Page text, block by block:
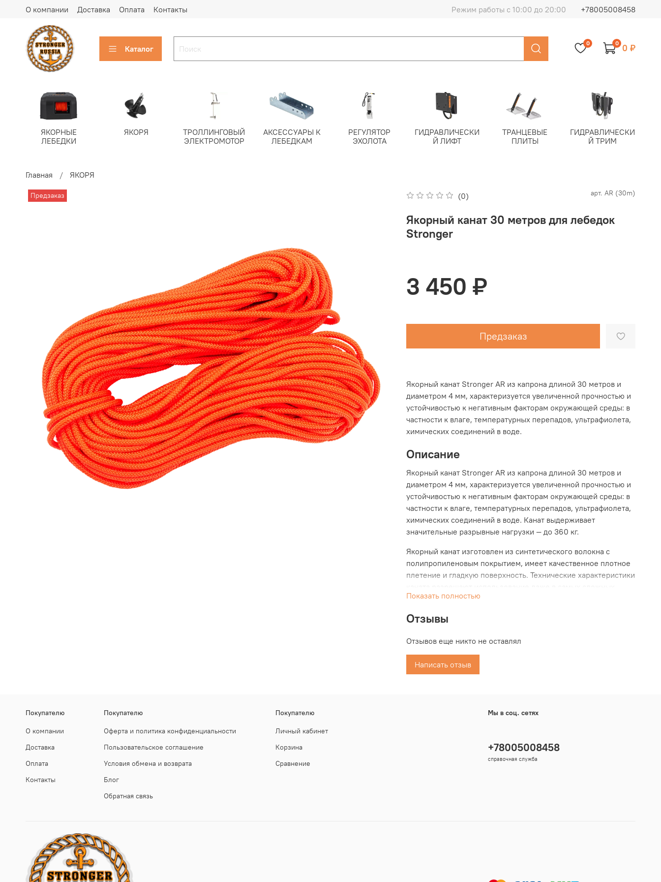
О компании Доставка Оплата Контакты Режим работы с 10:00 до 20:00 +78005008458
Каталог
0 0 0 ₽
ЯКОРНЫЕ
ЛЕБЕДКИ
ЯКОРЯ
ТРОЛЛИНГОВЫЙ
ЭЛЕКТРОМОТОР
АКСЕССУАРЫ К
ЛЕБЕДКАМ
РЕГУЛЯТОР
ЭХОЛОТА
ГИДРАВЛИЧЕСКИ
Й ЛИФТ
ТРАНЦЕВЫЕ
ПЛИТЫ
ГИДРАВЛИЧЕСКИ
Й ТРИМ
Главная ЯКОРЯ
Предзаказ (0) арт. AR (30m)
Якорный канат 30 метров для лебедок
Stronger
3 450 ₽
Предзаказ
Якорный канат Stronger AR из капрона длиной 30 метров и
диаметром 4 мм, характеризуется увеличенной прочностью и
устойчивостью к негативным факторам окружающей среды: в
частности к влаге, температурных перепадов, ультрафиолета,
химических соединений в воде.
Описание
Якорный канат Stronger AR из капрона длиной 30 метров и
диаметром 4 мм, характеризуется увеличенной прочностью и
устойчивостью к негативным факторам окружающей среды: в
частности к влаге, температурных перепадов, ультрафиолета,
химических соединений в воде. Канат выдерживает
значительные разрывные нагрузки — до 360 кг.
Якорный канат изготовлен из синтетического волокна с
полипропиленовым покрытием, имеет качественное плотное
плетение и гладкую поверхность. Технические характеристики
условиях, делая якорения безопасным и комфортным. Канат
различными якорными лебедками. Поэтому, поможет
противном случае закончились бы потерей якоря.
Яркий оранжевый цвет резко выделяет канат среди
подводных предметов и помогает в работе с ним в условиях
Показать полностью
Отзывы
Отзывов еще никто не оставлял
Написать отзыв
Покупателю
О компании
Доставка
Оплата
Контакты
Покупателю
Оферта и политика конфиденциальности
Пользовательское соглашение
Условия обмена и возврата
Блог
Обратная связь
Покупателю
Личный кабинет
Корзина
Сравнение
Мы в соц. сетях
+78005008458
справочная служба